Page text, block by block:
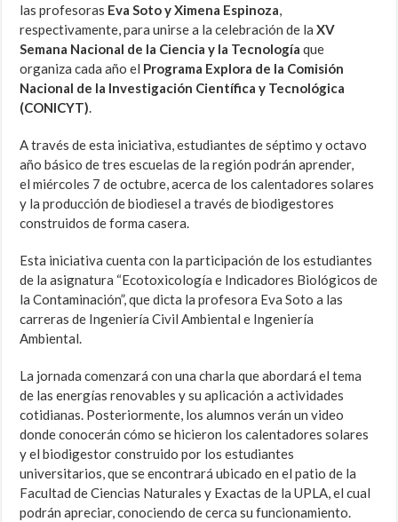
las profesoras Eva Soto y Ximena Espinoza,
respectivamente, para unirse a la celebración de laXV
Semana Nacional de la Ciencia y la Tecnología que
organiza cada año el Programa Explora de la Comisión
Nacional de la Investigación Científica y Tecnológica
(CONICYT).
A través de esta iniciativa, estudiantes de séptimo y octavo
año básico de tres escuelas de la región podrán aprender,
el miércoles 7 de octubre, acerca de los calentadores solares
y la producción de biodiesel a través de biodigestores
construidos de forma casera.
Esta iniciativa cuenta con la participación de los estudiantes
de la asignatura “Ecotoxicología e Indicadores Biológicos de
la Contaminación”, que dicta la profesora Eva Soto a las
carreras de Ingeniería Civil Ambiental e Ingeniería
Ambiental.
La jornada comenzará con una charla que abordará el tema
de las energías renovables y su aplicación a actividades
cotidianas. Posteriormente, los alumnos verán un video
donde conocerán cómo se hicieron los calentadores solares
y el biodigestor construido por los estudiantes
universitarios, que se encontrará ubicado en el patio de la
Facultad de Ciencias Naturales y Exactas de la UPLA, el cual
podrán apreciar, conociendo de cerca su funcionamiento.